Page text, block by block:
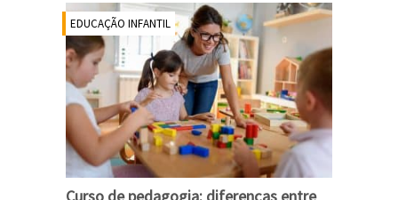
EDUCAÇÃO INFANTIL